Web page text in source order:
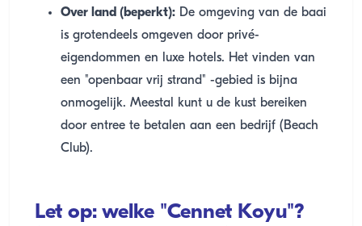
Over land (beperkt): De omgeving van de baai
is grotendeels omgeven door privé-
eigendommen en luxe hotels. Het vinden van
een "openbaar vrij strand" -gebied is bijna
onmogelijk. Meestal kunt u de kust bereiken
door entree te betalen aan een bedrijf (Beach
Club).
Let op: welke "Cennet Koyu"?